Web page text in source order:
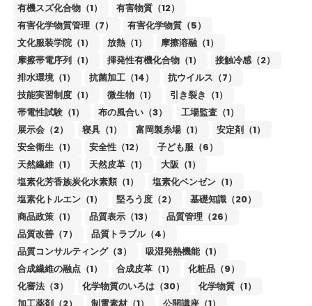
有機スズ化合物（1）
有害物質（12）
有害化学物質管理（7）
有害化学物質（5）
文化服装学院（1）
放熱（1）
摩擦溶融（1）
摩擦帯電序列（1）
揮発性有機化合物（1）
接触冷感（2）
排水環境（1）
抗菌加工（14）
抗ウイルス（7）
技能実習制度（1）
微生物（1）
引き裂き（1）
帯電性試験（1）
布の風合い（3）
工場監査（1）
展示会（2）
寝具（1） 富岡製糸場（1）
安定剤（1）
安全衛生（1）
安全性（12）
子ども服（6）
天然繊維（1）
天然皮革（1）
大阪（1）
塩素化芳香族炭化水素類（1）
塩素化ベンゼン（1）
塩素化トルエン（1）
堅ろう度（2）
基礎知識（20）
商品政策（1）
品質表示（13）
品質管理（26）
品質改善（7）
品質トラブル（4）
品質コンサルティング（3）
吸湿発熱機能（1）
合成繊維の融点（1）
合成皮革（1）
化粧品（9）
化審法（3）
化学物質のいろは（30）
化学物質（1）
加工薬剤（2）
制電素材（1）
公開講座（1）